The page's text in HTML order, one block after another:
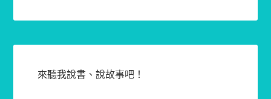
來聽我說書、說故事吧！